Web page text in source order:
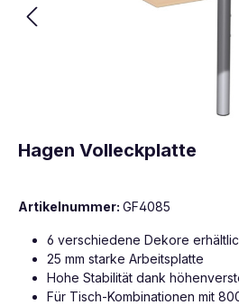
Hagen Volleckplatte
Artikelnummer: GF4085
6 verschiedene Dekore
25 mm starke Arbeitsplatte
Hohe Stabilität dank
Für Tisch-Kombinationen mit